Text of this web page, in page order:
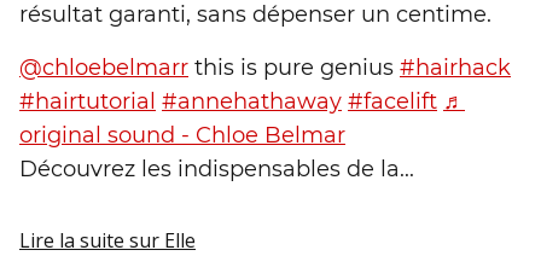
résultat garanti, sans dépenser un centime.
@chloebelmarr this is pure genius #hairhack
#hairtutorial #annehathaway #facelift ♬
original sound - Chloe Belmar
Découvrez les indispensables de la...
Lire la suite sur Elle